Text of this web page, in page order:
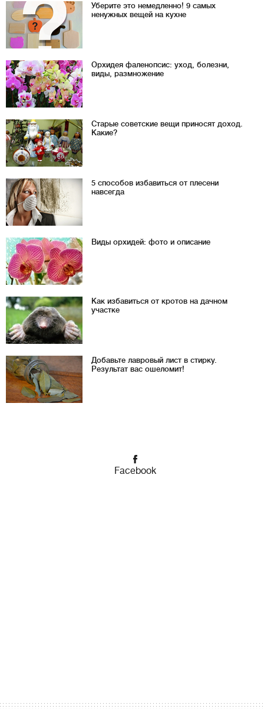
Уберите это немедленно! 9 самых
ненужных вещей на кухне
Орхидея фаленопсис: уход, болезни,
виды, размножение
Старые советские вещи приносят доход.
Какие?
5 способов избавиться от плесени
навсегда
Виды орхидей: фото и описание
Как избавиться от кротов на дачном
участке
Добавьте лавровый лист в стирку.
Результат вас ошеломит!
Facebook